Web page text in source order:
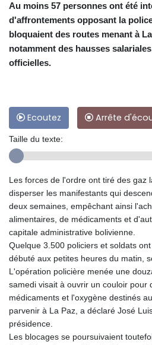
Au moins 57 personnes ont été
d'affrontements opposant la
bloquaient des routes menant à
notamment des hausses
officielles.
Ecoutez Arrête
Taille du texte:
Les forces de l'ordre ont tiré des gaz
disperser les manifestants qui
deux semaines, empêchant ainsi
alimentaires, de médicaments et
capitale administrative bolivienne.
Quelque 3.500 policiers et soldats
débuté aux petites heures du matin,
L'opération policière menée une
samedi visait à ouvrir un couloir pour
médicaments et l'oxygène destinés
parvenir à La Paz, a déclaré José
présidence.
Les blocages se poursuivaient